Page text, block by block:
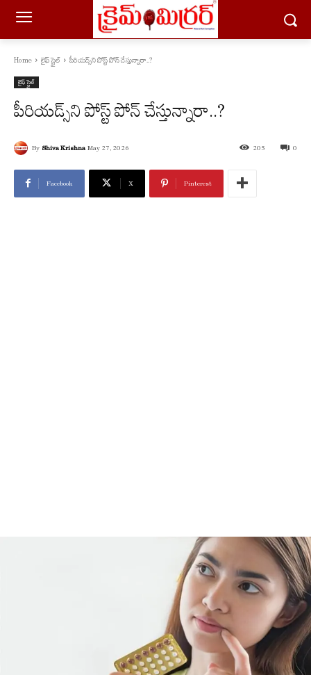
Home లైఫ్ స్టైల్ పీరియడ్స్‌ని పోస్ట్ పోన్ చేస్తున్నారా..?
లైఫ్ స్టైల్
పీరియడ్స్‌ని పోస్ట్ పోన్ చేస్తున్నారా..?
By Shiva Krishna May 27, 2026 0
205
Facebook X Pinterest